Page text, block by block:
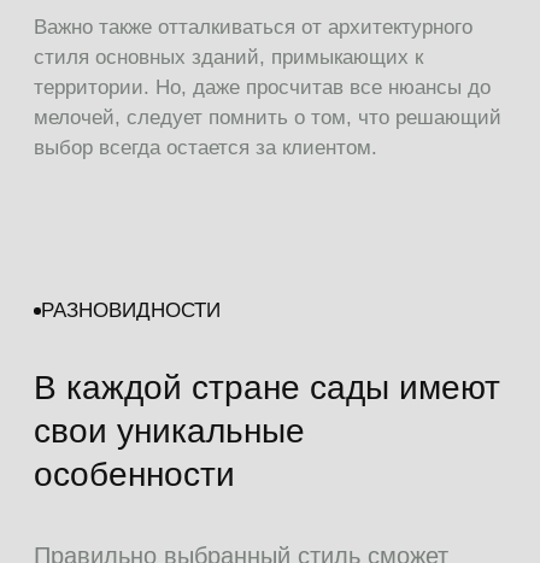
проходя свои возрастные границы,
которые тесно связаны со стилевыми
рамками.
Статья познакомит вас с наиболее